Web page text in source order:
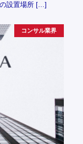
設置場所 […]
コンサル業界